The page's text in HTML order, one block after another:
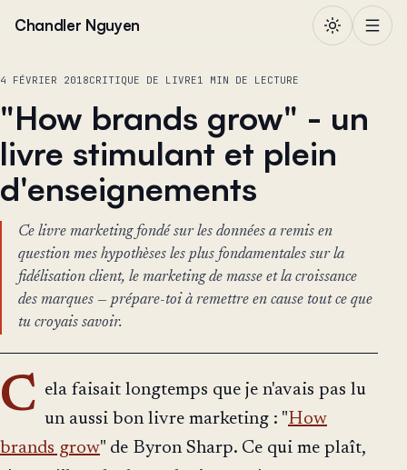
Chandler Nguyen
4 FÉVRIER 2018CRITIQUE DE LIVRE1 MIN DE LECTURE
"How brands grow" - un
livre stimulant et plein
d'enseignements
Ce livre marketing fondé sur les données a remis en
question mes hypothèses les plus fondamentales sur la
fidélisation client, le marketing de masse et la croissance
des marques — prépare-toi à remettre en cause tout ce que
tu croyais savoir.
C ela faisait longtemps que je n'avais pas lu
un aussi bon livre marketing : "How
brands grow" de Byron Sharp. Ce qui me plaît,